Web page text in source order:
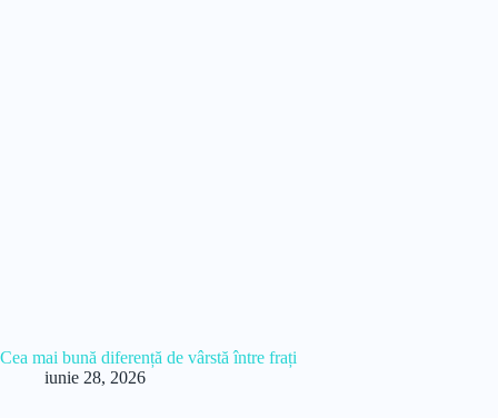
Cea mai bună diferență de vârstă între frați
iunie 28, 2026